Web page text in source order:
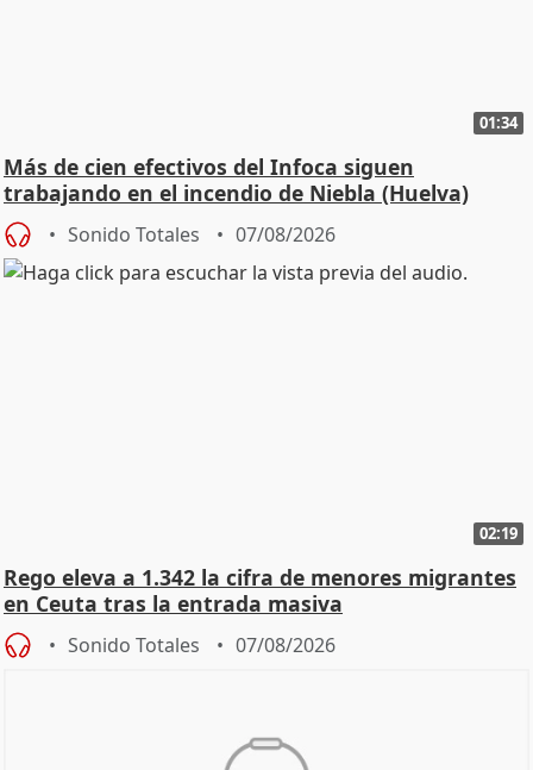
01:34
Más de cien efectivos del Infoca siguen
trabajando en el incendio de Niebla (Huelva)
Sonido Totales 07/08/2026
02:19
Rego eleva a 1.342 la cifra de menores migrantes
en Ceuta tras la entrada masiva
Sonido Totales 07/08/2026